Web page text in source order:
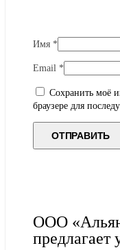
Имя *
Email *
Сохранить моё
браузере для
ООО
предлагает